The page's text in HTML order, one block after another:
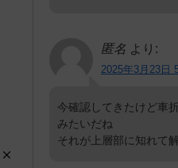
匿名 より:
2025年3月23日
今確認してきたけど車
みたいだね
それが上層部に知れて